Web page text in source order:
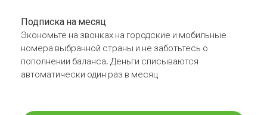
Подписка на месяц
Экономьте на звонках на городские и мобильные
номера выбранной страны и не заботьтесь о
пополнении баланса. Деньги списываются
автоматически один раз в месяц